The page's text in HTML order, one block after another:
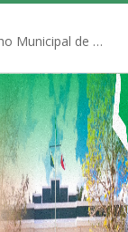
Políticas Municipais aprovadas pelo Conselho Municipal de Educação (CME)